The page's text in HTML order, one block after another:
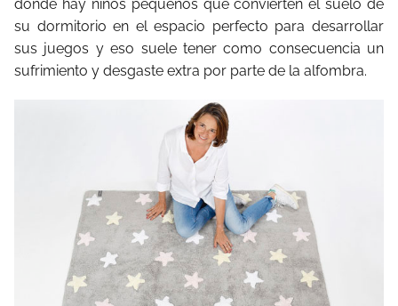
donde hay niños pequeños que convierten el suelo de
su dormitorio en el espacio perfecto para desarrollar
sus juegos y eso suele tener como consecuencia un
sufrimiento y desgaste extra por parte de la alfombra.